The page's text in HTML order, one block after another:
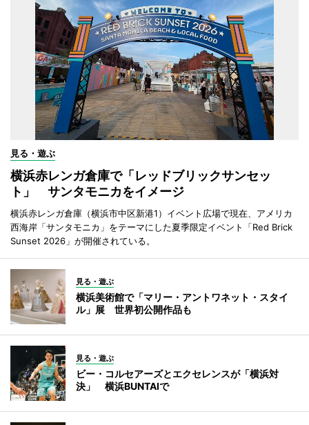
見る・遊ぶ
横浜赤レンガ倉庫で「レッドブリックサンセッ
ト」 サンタモニカをイメージ
横浜赤レンガ倉庫（横浜市中区新港1）イベント広場で現在、アメリカ
西海岸「サンタモニカ」をテーマにした夏季限定イベント「Red Brick
Sunset 2026」が開催されている。
見る・遊ぶ
横浜美術館で「マリー・アントワネット・スタイ
ル」展 世界初公開作品も
見る・遊ぶ
ビー・コルセアーズとエクセレンスが「横浜対
決」 横浜BUNTAIで